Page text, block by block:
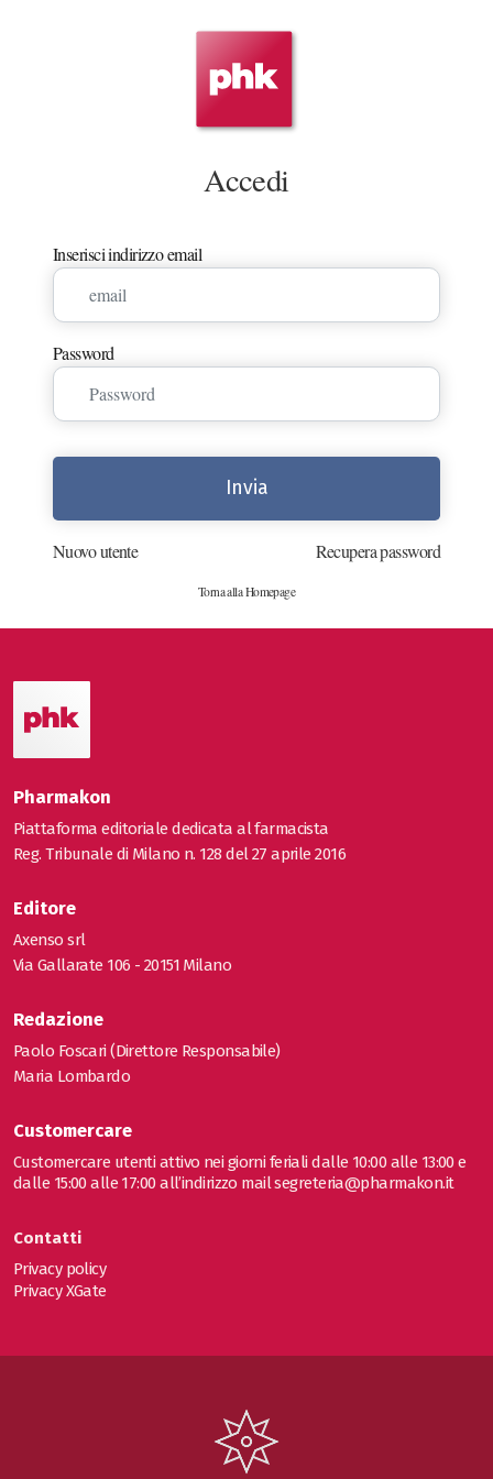
Accedi
Inserisci indirizzo email
Password
Invia
Nuovo utente Recupera password
Torna alla Homepage
Pharmakon
Piattaforma editoriale dedicata al farmacista
Reg. Tribunale di Milano n. 128 del 27 aprile 2016
Editore
Axenso srl
Via Gallarate 106 - 20151 Milano
Redazione
Paolo Foscari (Direttore Responsabile)
Maria Lombardo
Customercare
Customercare utenti attivo nei giorni feriali dalle 10:00 alle 13:00 e
dalle 15:00 alle 17:00 all’indirizzo mailsegreteria@pharmakon.it
Contatti
Privacy policy
Privacy XGate